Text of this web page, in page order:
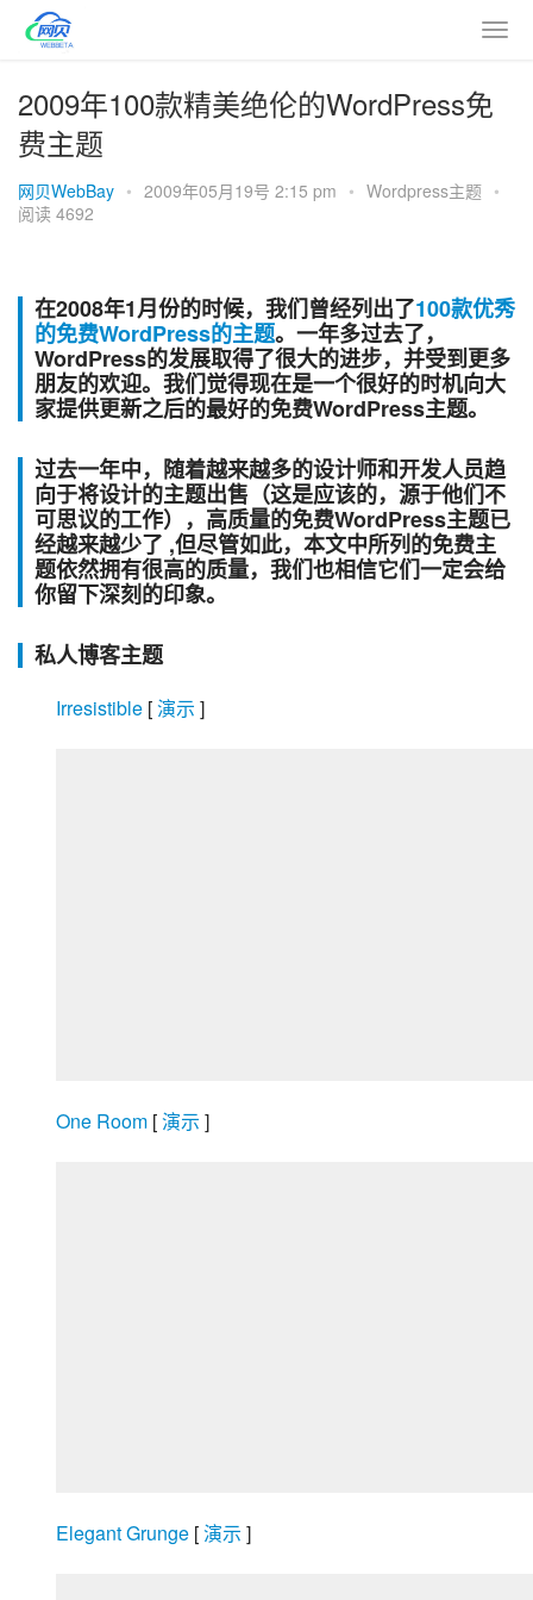
2009年100款精美绝伦的WordPress免
费主题
网贝WebBay • 2009年05月19号 2:15 pm • Wordpress主题 •
阅读 4692
在2008年1月份的时候，我们曾经列出了100款优秀
的免费WordPress的主题。一年多过去了，
WordPress的发展取得了很大的进步，并受到更多
朋友的欢迎。我们觉得现在是一个很好的时机向大
家提供更新之后的最好的免费WordPress主题。
过去一年中，随着越来越多的设计师和开发人员趋
向于将设计的主题出售（这是应该的，源于他们不
可思议的工作），高质量的免费WordPress主题已
经越来越少了 ,但尽管如此，本文中所列的免费主
题依然拥有很高的质量，我们也相信它们一定会给
你留下深刻的印象。
私人博客主题
Irresistible [ 演示 ]
One Room [ 演示 ]
Elegant Grunge [ 演示 ]